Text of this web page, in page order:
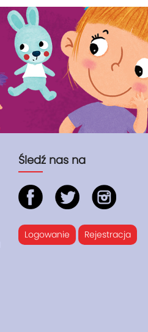
Śledź nas na
Logowanie Rejestracja